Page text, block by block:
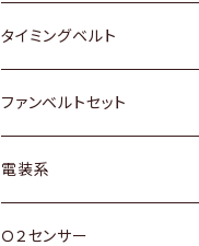
三菱
スバル
日野
クライスラー
ダイハツ
マツダ
三菱
スバル
ホンダ
マツダ
スズキ
ダイハツ
マツダ
三菱
ホンダ
スズキ
日産
ダイハツ
タイミングベルト
トヨタ
スズキ
ダイハツ
ファンベルトセット
トヨタ
ホンダ
電装系
Ｏ２センサー